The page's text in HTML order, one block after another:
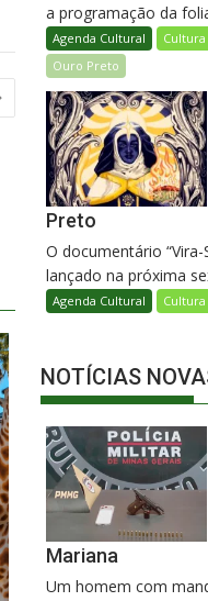
a programação da
Agenda Cultural Cultura
Ouro Preto
Preto
O documentário
lançado na próxima
Agenda Cultural Cultura
NOTÍCIAS
Mariana
Um homem com